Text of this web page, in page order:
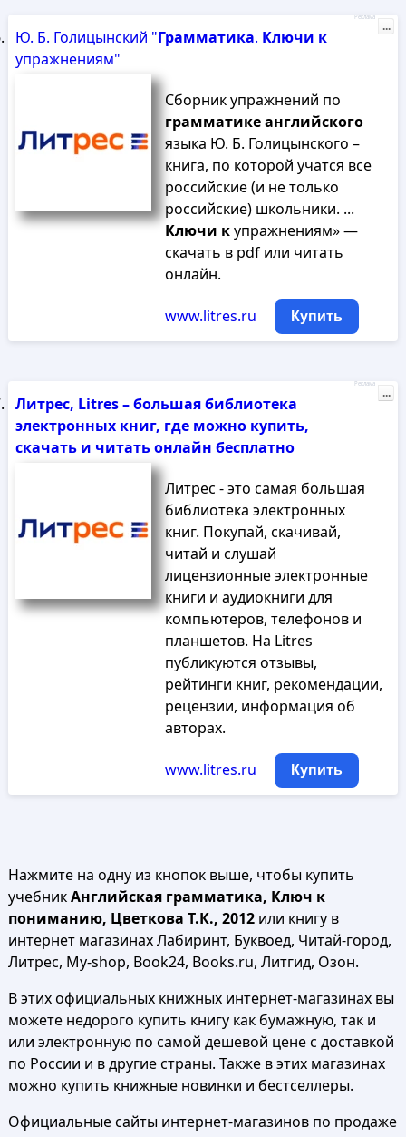
Ю. Б. Голицынский "Грамматика. Ключи к
упражнениям"
Сборник упражнений по
грамматикеанглийского
языка Ю. Б. Голицынского –
книга, по которой учатся все
российские (и не только
российские) школьники. ...
Ключи купражнениям» —
скачать в pdf или читать
онлайн.
www.litres.ru Купить
Реклама
...
Литрес, Litres – большая библиотека
электронных книг, где можно купить,
скачать и читать онлайн бесплатно
Литрес - это самая большая
библиотека электронных
книг. Покупай, скачивай,
читай и слушай
лицензионные электронные
книги и аудиокниги для
компьютеров, телефонов и
планшетов. На Litres
публикуются отзывы,
рейтинги книг, рекомендации,
рецензии, информация об
авторах.
www.litres.ru Купить
Реклама
...
Нажмите на одну из кнопок выше, чтобы купить
учебникАнглийская грамматика, Ключ к
пониманию, Цветкова Т.К., 2012или книгу в
интернет магазинах Лабиринт, Буквоед, Читай-город,
Литрес, My-shop, Book24, Books.ru, Литгид, Озон.
В этих официальных книжных интернет-магазинах вы
можете недорого купить книгу как бумажную, так и
или электронную по самой дешевой цене с доставкой
по России и в другие страны. Также в этих магазинах
можно купить книжные новинки и бестселлеры.
Официальные сайты интернет-магазинов по продаже